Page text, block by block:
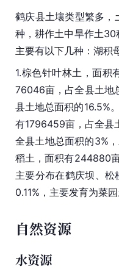
鹤庆县土壤类型繁多，
种，耕作土中旱作土
主要有以下几种：湖积
1.棕色针叶林土，面
76046亩，占全县土地
县土地总面积的16.5%
有1796459亩，占全县
全县土地总面积的3%
稻土 ，面积有244880
主要分布在鹤庆坝、
0.11%，主要发育为菜
自然资源
水资源